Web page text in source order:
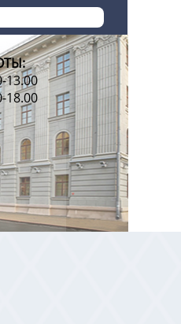
18.00